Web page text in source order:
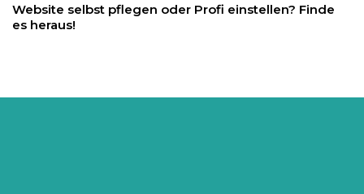
Website selbst pflegen oder Profi einstellen? Finde
es heraus!